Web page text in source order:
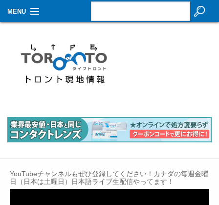
MENU
生活情報
その他
イベントカレンダー
About Us
YouTubeチャンネルもぜひ登録してください！カナダの毎週金曜
日（日本は土曜日）日本語ライブ生配信やってます！